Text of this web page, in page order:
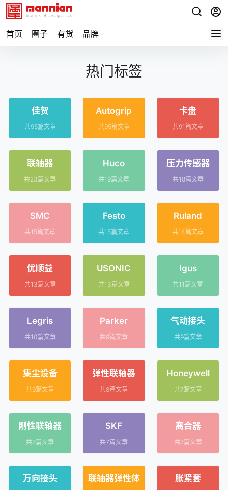
首页 圈子 有货 品牌
热门标签
佳贺
共95篇文章
Autogrip
共95篇文章
卡盘
共91篇文章
联轴器
共23篇文章
Huco
共19篇文章
压力传感器
共18篇文章
SMC
共15篇文章
Festo
共15篇文章
Ruland
共14篇文章
优顺益
共13篇文章
USONIC
共13篇文章
Igus
共11篇文章
Legris
共10篇文章
Parker
共9篇文章
气动接头
共9篇文章
集尘设备
共9篇文章
弹性联轴器
共8篇文章
Honeywell
共7篇文章
刚性联轴器
共7篇文章
SKF
共7篇文章
离合器
共7篇文章
万向接头 联轴器弹性体 胀紧套